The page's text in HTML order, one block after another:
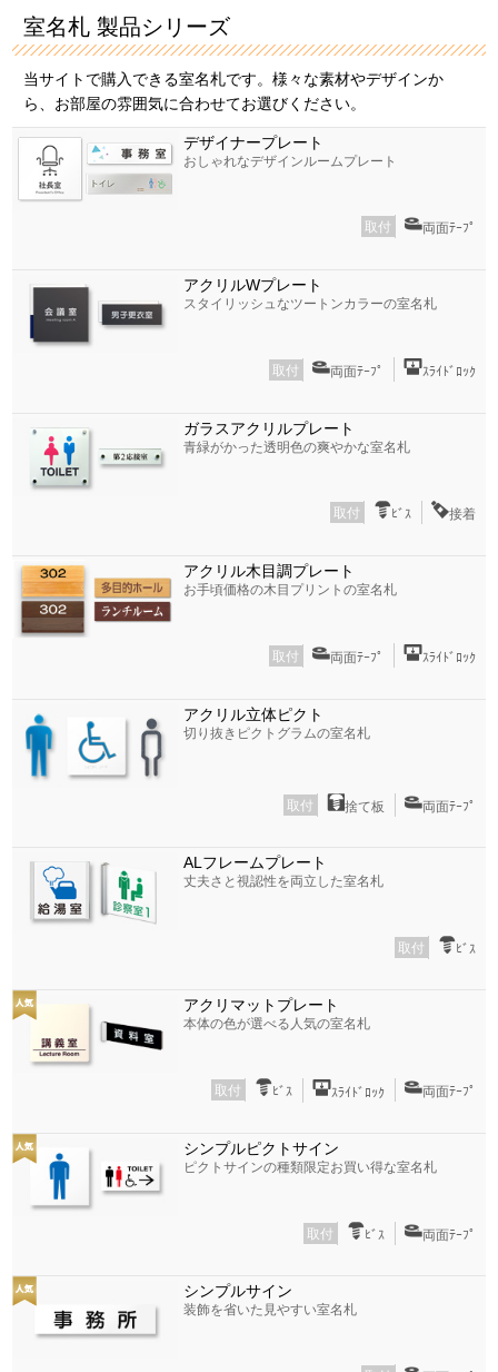
室名札 製品シリーズ
当サイトで購入できる室名札です。様々な素材やデザインか
ら、お部屋の雰囲気に合わせてお選びください。
デザイナープレート
おしゃれなデザインルームプレート
取付 両面ﾃｰﾌﾟ
アクリルWプレート
スタイリッシュなツートンカラーの室名札
取付 両面ﾃｰﾌﾟ ｽﾗｲﾄﾞﾛｯｸ
ガラスアクリルプレート
青緑がかった透明色の爽やかな室名札
取付 ﾋﾞｽ 接着
アクリル木目調プレート
お手頃価格の木目プリントの室名札
取付 両面ﾃｰﾌﾟ ｽﾗｲﾄﾞﾛｯｸ
アクリル立体ピクト
切り抜きピクトグラムの室名札
取付 捨て板 両面ﾃｰﾌﾟ
ALフレームプレート
丈夫さと視認性を両立した室名札
取付 ﾋﾞｽ
アクリマットプレート
本体の色が選べる人気の室名札
取付 ﾋﾞｽ ｽﾗｲﾄﾞﾛｯｸ 両面ﾃｰﾌﾟ
シンプルピクトサイン
ピクトサインの種類限定お買い得な室名札
取付 ﾋﾞｽ 両面ﾃｰﾌﾟ
シンプルサイン
装飾を省いた見やすい室名札